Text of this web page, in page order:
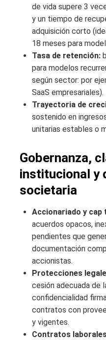
de vida supere 3
y un tiempo de
adquisición corto
18 meses para
Tasa de retención:
para modelos
según sector: por
SaaS empresariales).
Trayectoria de
sostenido en
unitarias estables o
Gobernanza,
institucional y
societaria
Accionariado y cap
acuerdos opacos,
pendientes que
documentación
accionistas.
Protecciones
cesión adecuada de
confidencialidad
contratos con
y vigentes.
Contratos